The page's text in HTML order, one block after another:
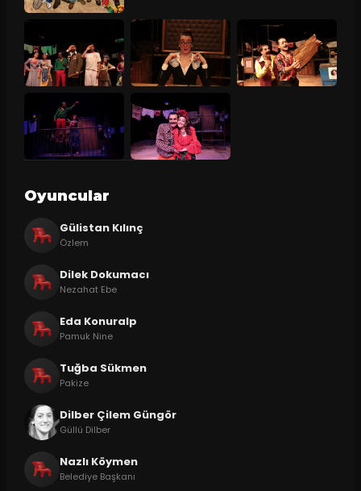
Oyuncular
Gülistan Kılınç
Özlem
Dilek Dokumacı
Nezahat Ebe
Eda Konuralp
Pamuk Nine
Tuğba Sükmen
Pakize
Dilber Çilem Güngör
Güllü Dilber
Nazlı Köymen
Belediye Başkanı